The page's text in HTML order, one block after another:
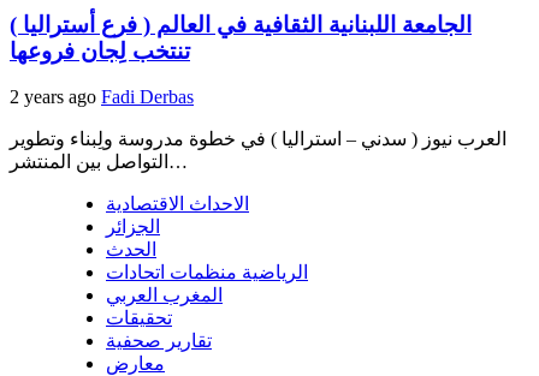
الجامعة اللبنانية الثقافية في العالم ( فرع أستراليا )
تنتخب لِجان فروعها
2 years ago Fadi Derbas
العرب نيوز ( سدني – استراليا ) في خطوة مدروسة ولِبناء وتطوير
التواصل بين المنتشر…
الاحداث الاقتصادية
الجزائر
الحدث
الرياضية منظمات اتحادات
المغرب العربي
تحقيقات
تقارير صحفية
معارض